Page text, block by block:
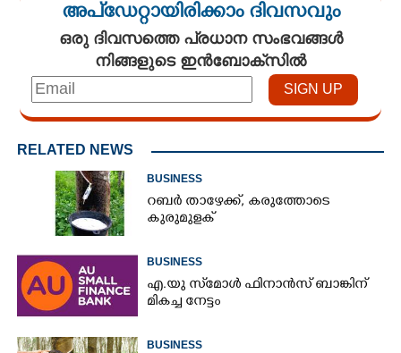
അപ്ഡേറ്റായിരിക്കാം ദിവസവും
ഒരു ദിവസത്തെ പ്രധാന സംഭവങ്ങൾ
നിങ്ങളുടെ ഇൻബോക്സിൽ
RELATED NEWS
BUSINESS
റബർ താഴേക്ക്, കരുത്തോടെ
കുരുമുളക്
BUSINESS
എ.യു സ്‌മോൾ ഫിനാൻസ് ബാങ്കിന്
മികച്ച നേട്ടം
BUSINESS